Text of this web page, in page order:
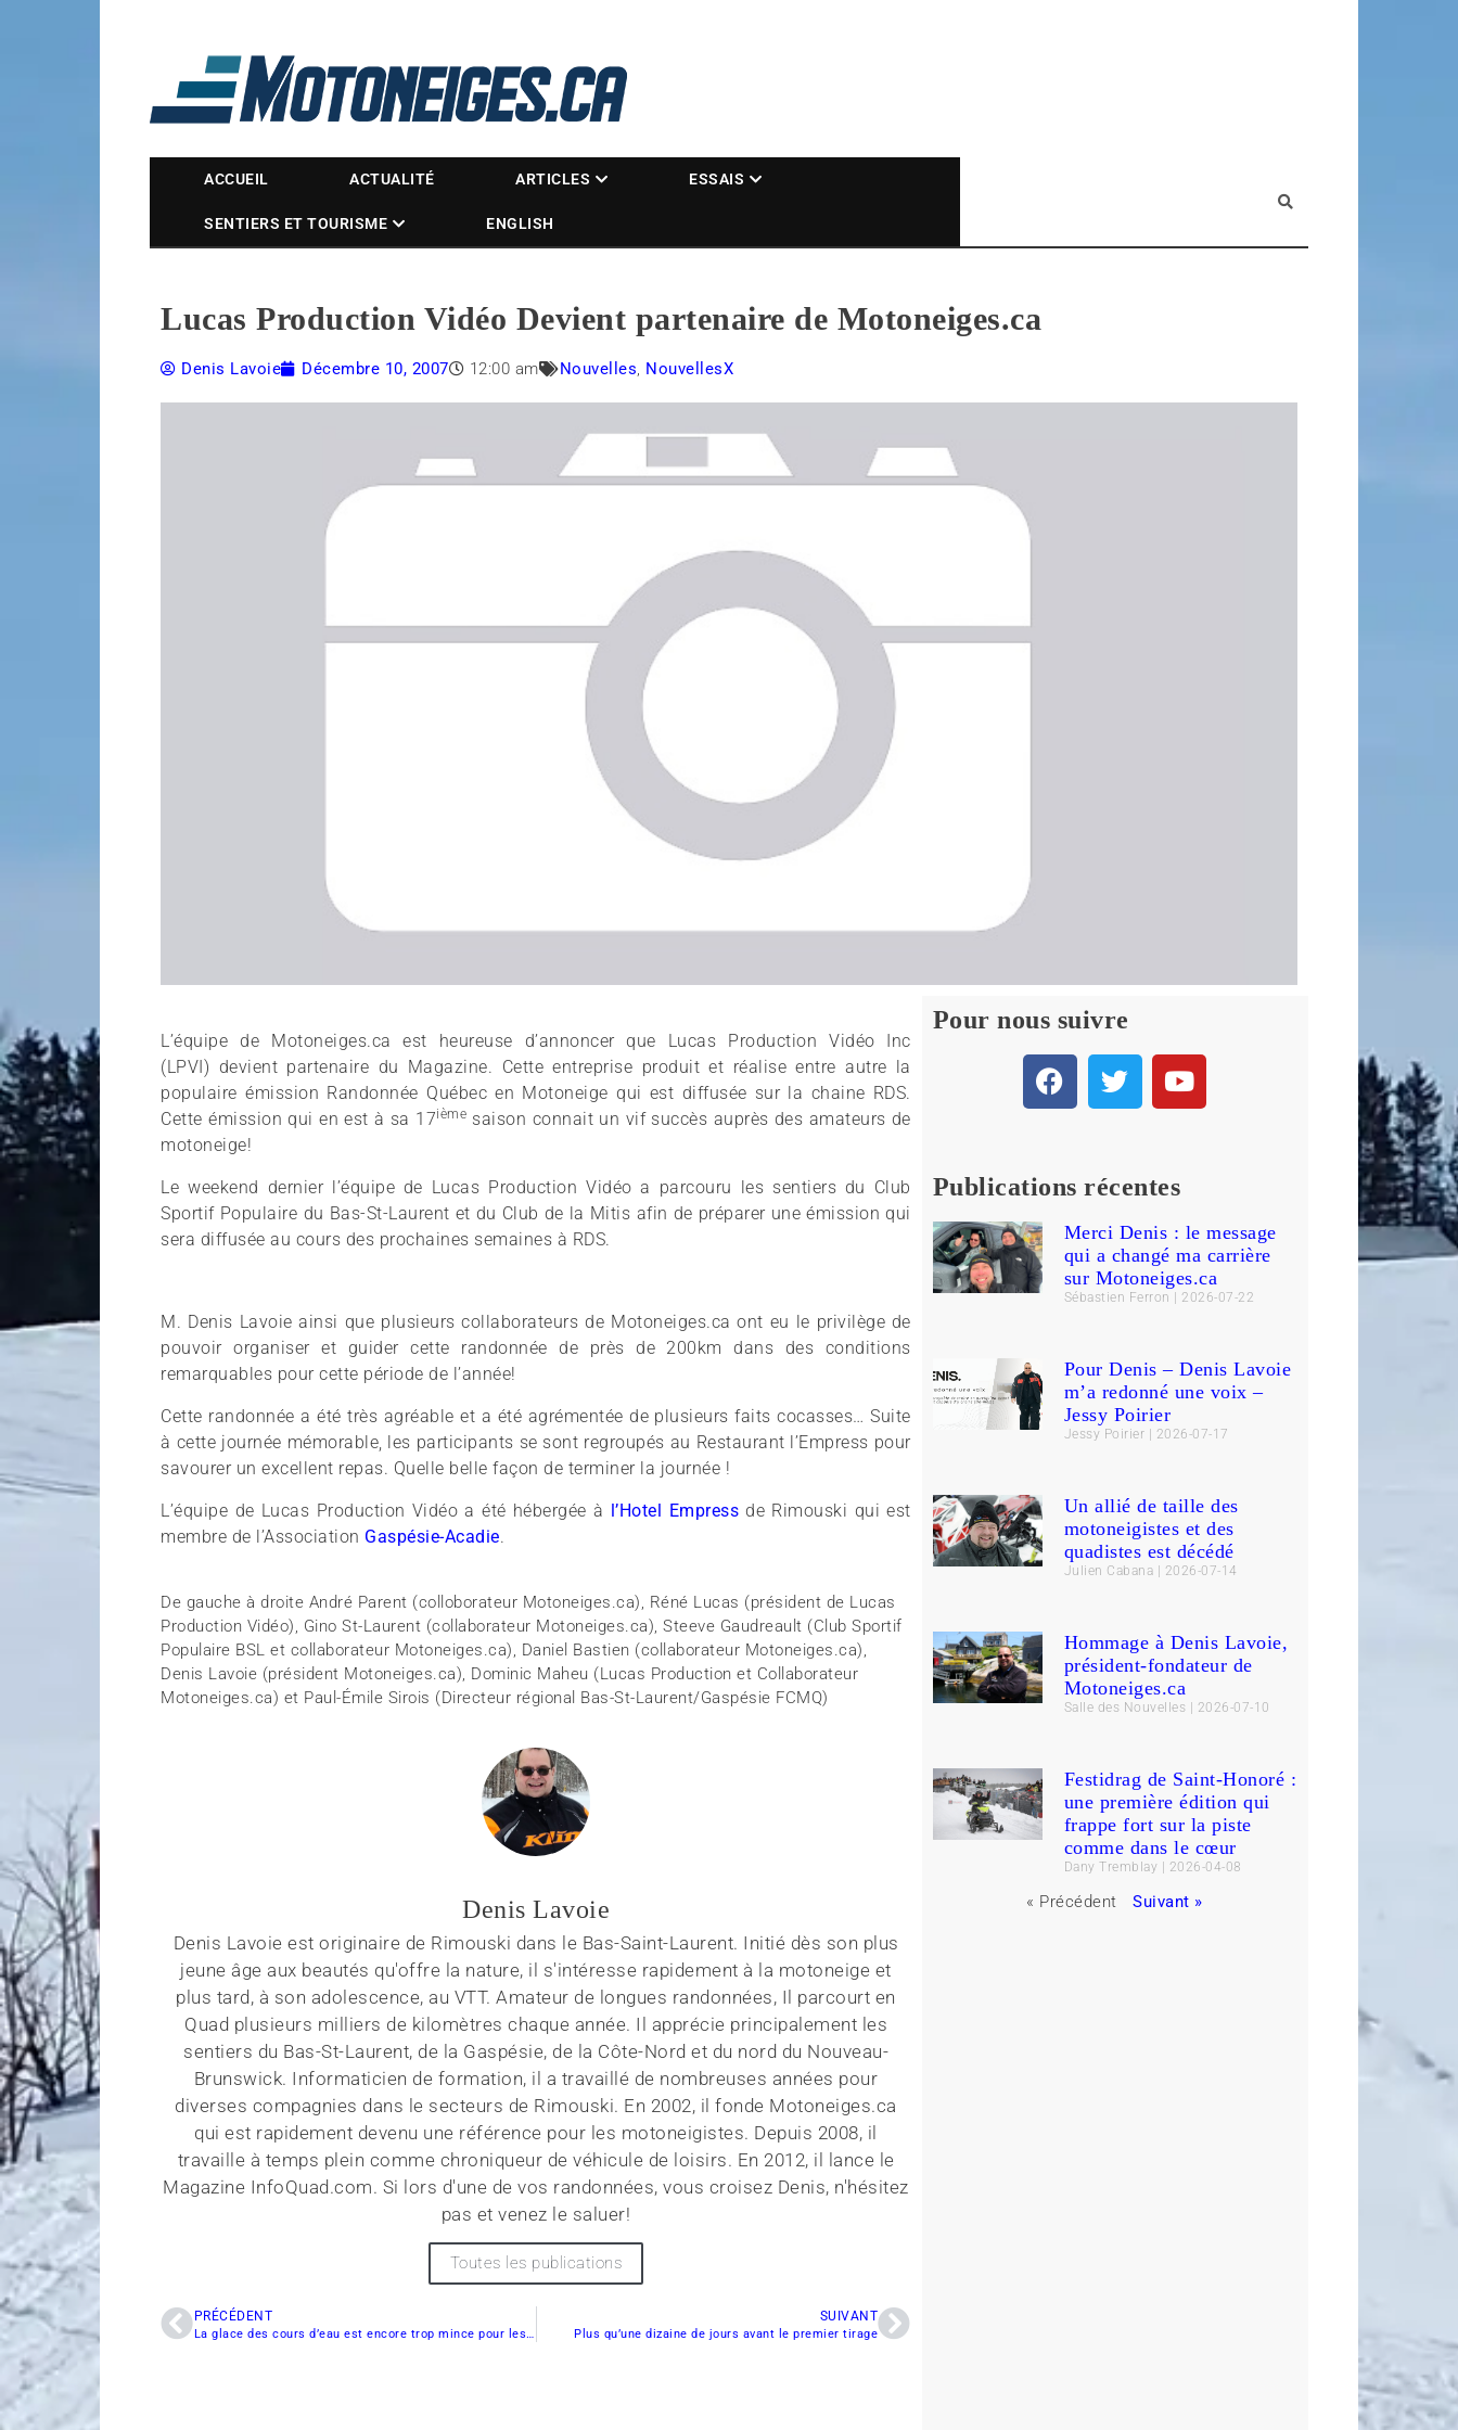
Magazine Motoneiges.ca
ACCUEIL ACTUALITÉ ARTICLES ESSAIS
SENTIERS ET TOURISME ENGLISH
Lucas Production Vidéo Devient partenaire de Motoneiges.ca
Denis Lavoie Décembre 10, 2007 12:00 am Nouvelles, NouvellesX
L’équipe de Motoneiges.ca est heureuse d’annoncer que Lucas Production Vidéo Inc
(LPVI) devient partenaire du Magazine. Cette entreprise produit et réalise entre autre la
populaire émission Randonnée Québec en Motoneige qui est diffusée sur la chaine RDS.
Cette émission qui en est à sa 17ième saison connait un vif succès auprès des amateurs de
motoneige!
Le weekend dernier l’équipe de Lucas Production Vidéo a parcouru les sentiers du Club
Sportif Populaire du Bas-St-Laurent et du Club de la Mitis afin de préparer une émission qui
sera diffusée au cours des prochaines semaines à RDS.
M. Denis Lavoie ainsi que plusieurs collaborateurs de Motoneiges.ca ont eu le privilège de
pouvoir organiser et guider cette randonnée de près de 200km dans des conditions
remarquables pour cette période de l’année!
Cette randonnée a été très agréable et a été agrémentée de plusieurs faits cocasses… Suite
à cette journée mémorable, les participants se sont regroupés au Restaurant l’Empress pour
savourer un excellent repas. Quelle belle façon de terminer la journée !
L’équipe de Lucas Production Vidéo a été hébergée à l’Hotel Empress de Rimouski qui est
membre de l’Association Gaspésie-Acadie.
De gauche à droite André Parent (colloborateur Motoneiges.ca), Réné Lucas (président de Lucas
Production Vidéo), Gino St-Laurent (collaborateur Motoneiges.ca), Steeve Gaudreault (Club Sportif
Populaire BSL et collaborateur Motoneiges.ca), Daniel Bastien (collaborateur Motoneiges.ca),
Denis Lavoie (président Motoneiges.ca), Dominic Maheu (Lucas Production et Collaborateur
Motoneiges.ca) et Paul-Émile Sirois (Directeur régional Bas-St-Laurent/Gaspésie FCMQ)
Denis Lavoie
Denis Lavoie est originaire de Rimouski dans le Bas-Saint-Laurent. Initié dès son plus
jeune âge aux beautés qu'offre la nature, il s'intéresse rapidement à la motoneige et
plus tard, à son adolescence, au VTT. Amateur de longues randonnées, Il parcourt en
Quad plusieurs milliers de kilomètres chaque année. Il apprécie principalement les
sentiers du Bas-St-Laurent, de la Gaspésie, de la Côte-Nord et du nord du Nouveau-
Brunswick. Informaticien de formation, il a travaillé de nombreuses années pour
diverses compagnies dans le secteurs de Rimouski. En 2002, il fonde Motoneiges.ca
qui est rapidement devenu une référence pour les motoneigistes. Depuis 2008, il
travaille à temps plein comme chroniqueur de véhicule de loisirs. En 2012, il lance le
Magazine InfoQuad.com. Si lors d'une de vos randonnées, vous croisez Denis, n'hésitez
pas et venez le saluer!
Toutes les publications
PRÉCÉDENT
La glace des cours d’eau est encore trop mince pour les motoneiges
SUIVANT
Plus qu’une dizaine de jours avant le premier tirage
Pour nous suivre
Publications récentes
Merci Denis : le message
qui a changé ma carrière
sur Motoneiges.ca
Sébastien Ferron 2026-07-22
Pour Denis – Denis Lavoie
m’a redonné une voix –
Jessy Poirier
Jessy Poirier 2026-07-17
Un allié de taille des
motoneigistes et des
quadistes est décédé
Julien Cabana 2026-07-14
Hommage à Denis Lavoie,
président-fondateur de
Motoneiges.ca
Salle des Nouvelles 2026-07-10
Festidrag de Saint-Honoré :
une première édition qui
frappe fort sur la piste
comme dans le cœur
Dany Tremblay 2026-04-08
« Précédent Suivant »